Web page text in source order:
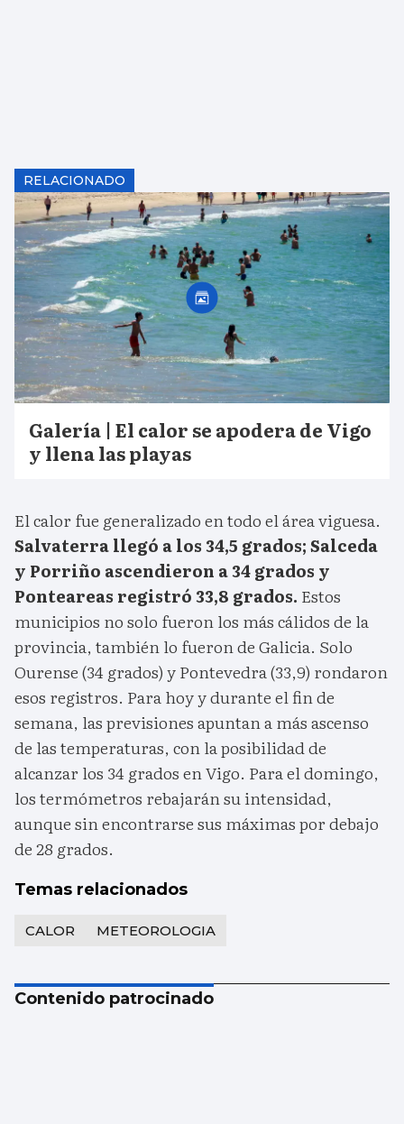
RELACIONADO
Galería | El calor se apodera de Vigo
y llena las playas
El calor fue generalizado en todo el área viguesa.
Salvaterra llegó a los 34,5 grados; Salceda
y Porriño ascendieron a 34 grados y
Ponteareas registró 33,8 grados. Estos
municipios no solo fueron los más cálidos de la
provincia, también lo fueron de Galicia. Solo
Ourense (34 grados) y Pontevedra (33,9) rondaron
esos registros. Para hoy y durante el fin de
semana, las previsiones apuntan a más ascenso
de las temperaturas, con la posibilidad de
alcanzar los 34 grados en Vigo. Para el domingo,
los termómetros rebajarán su intensidad,
aunque sin encontrarse sus máximas por debajo
de 28 grados.
Temas relacionados
CALOR METEOROLOGIA
Contenido patrocinado